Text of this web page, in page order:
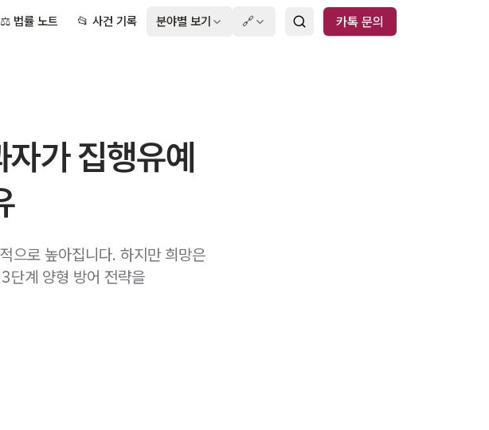
⚖️ 법률 노트 📂 사건 기록 분야별 보기 🔗 카톡 문의
가 집행유예
으로 높아집니다. 하지만 희망은
단계 양형 방어 전략을